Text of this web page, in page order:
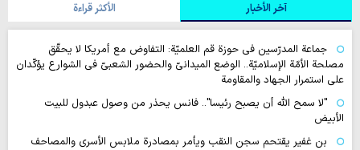
آخر الأخبار الأکثر قراءة
جماعة المدرّسين في حوزة قم العلميّة: التفاوض مع أمريكا لا يحقّق
مصلحة الأمّة الإسلاميّة.. الوضع الميدانيّ والحضور الشعبيّ في الشوارع يؤكّدان
على استمرار الجهاد والمقاومة
"لا سمح الله أن يصبح رئيسا".. فانس يحذر من وصول عبدول للبيت
الأبيض
بن غفير يقتحم سجن النقب ويأمر بمصادرة ملابس الأسرى والمصاحف